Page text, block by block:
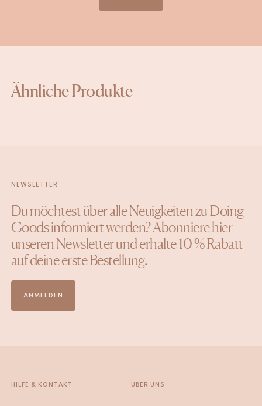
Ähnliche Produkte
NEWSLETTER
Du möchtest über alle Neuigkeiten zu Doing
Goods informiert werden? Abonniere hier
unseren Newsletter und erhalte 10 % Rabatt
auf deine erste Bestellung.
ANMELDEN
HILFE & KONTAKT ÜBER UNS